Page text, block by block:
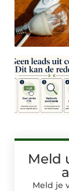
Meld
Meld je